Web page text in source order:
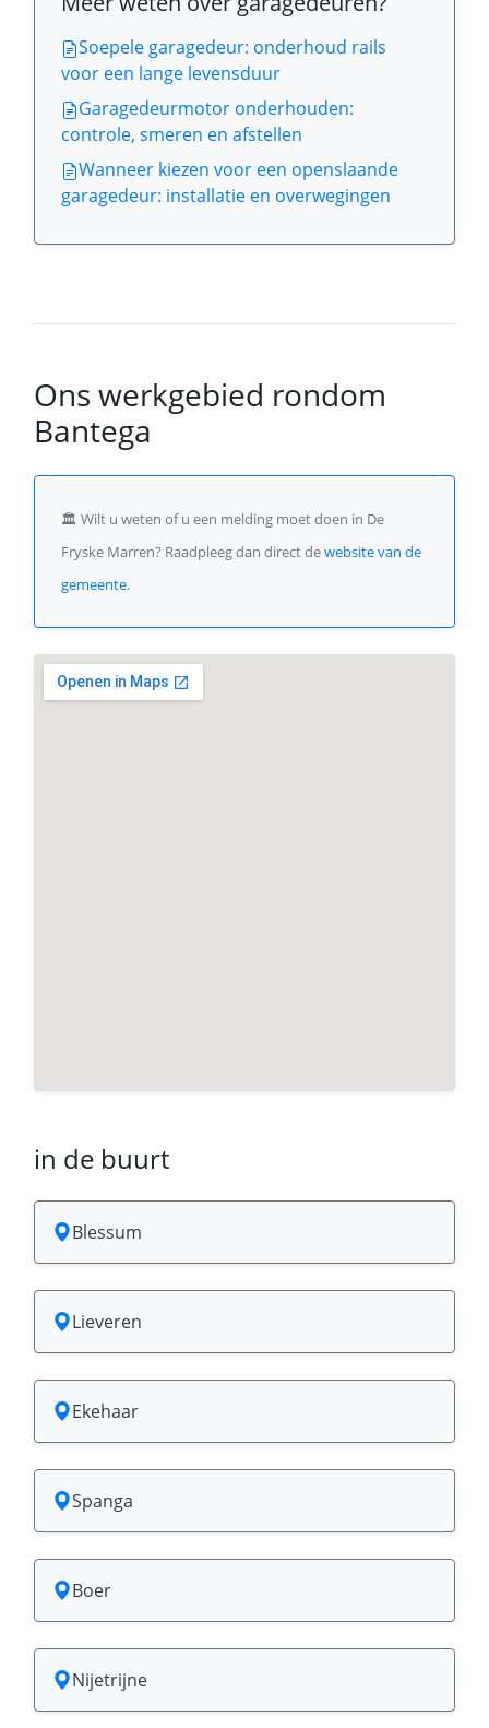
Soepele garagedeur: onderhoud rails
voor een lange levensduur
Garagedeurmotor onderhouden:
controle, smeren en afstellen
Wanneer kiezen voor een openslaande
garagedeur: installatie en overwegingen
Ons werkgebied rondom
Bantega
🏛️ Wilt u weten of u een melding moet doen in De
Fryske Marren? Raadpleeg dan direct dewebsite van de
gemeente.
in de buurt
Blessum
Lieveren
Ekehaar
Spanga
Boer
Nijetrijne